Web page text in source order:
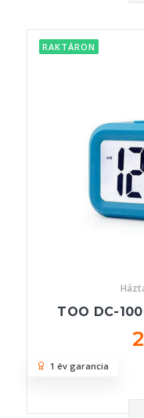
RAKTÁRON
TOO DC-
1 év garancia